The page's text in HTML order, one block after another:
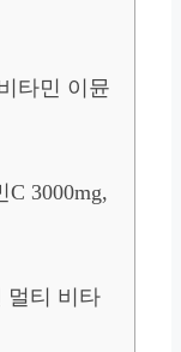
타민 이뮨
3000mg,
멀티 비타